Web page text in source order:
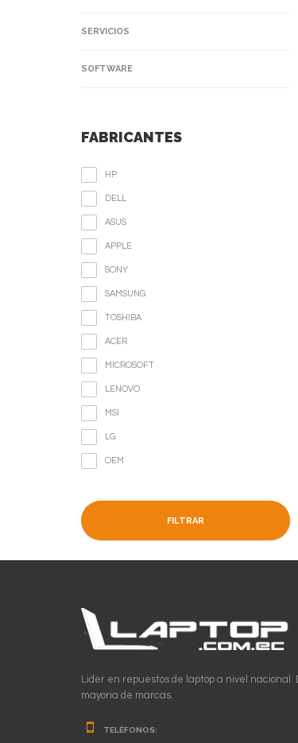
SERVICIOS
SOFTWARE
FABRICANTES
HP
DELL
ASUS
APPLE
SONY
SAMSUNG
TOSHIBA
ACER
MICROSOFT
LENOVO
MSI
LG
OEM
FILTRAR
Lider en repuestos de laptop a nivel
mayoria de marcas.
TELÉFONOS: